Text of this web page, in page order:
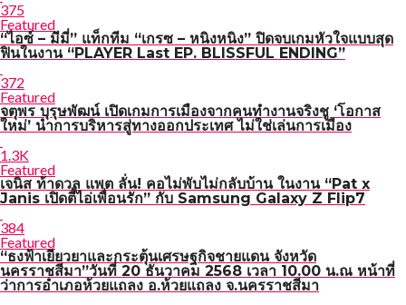
375
Featured
“ไอซ์ – มีมี่” แท็กทีม “เกรซ – หนิงหนิง” ปิดจบเกมหัวใจแบบสุด
ฟินในงาน “PLAYER Last EP. BLISSFUL ENDING”
372
Featured
จตุพร บุรุษพัฒน์ เปิดเกมการเมืองจากคนทำงานจริงชู ‘โอกาส
ใหม่’ นำการบริหารสู่ทางออกประเทศ ไม่ใช่เล่นการเมือง
1.3K
Featured
เจนิส ท้าดวล แพต ลั่น! คอไม่พับไม่กลับบ้าน ในงาน “Pat x
Janis เปิดตี้ไอ่เพื่อนรัก” กับ Samsung Galaxy Z Flip7
384
Featured
“ธงฟ้าเยียวยาและกระตุ้นเศรษฐกิจชายแดน จังหวัด
นครราชสีมา”วันที่ 20 ธันวาคม 2568 เวลา 10.00 น.ณ หน้าที่
ว่าการอำเภอห้วยแถลง อ.ห้วยแถลง จ.นครราชสีมา